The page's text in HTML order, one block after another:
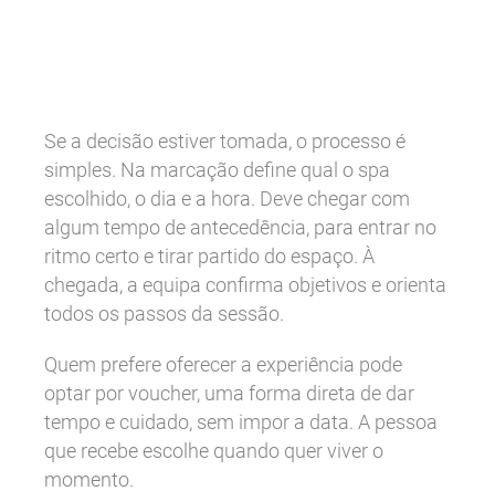
Se a decisão estiver tomada, o processo é
simples. Na marcação define qual o spa
escolhido, o dia e a hora. Deve chegar com
algum tempo de antecedência, para entrar no
ritmo certo e tirar partido do espaço. À
chegada, a equipa confirma objetivos e orienta
todos os passos da sessão.
Quem prefere oferecer a experiência pode
optar por voucher, uma forma direta de dar
tempo e cuidado, sem impor a data. A pessoa
que recebe escolhe quando quer viver o
momento.